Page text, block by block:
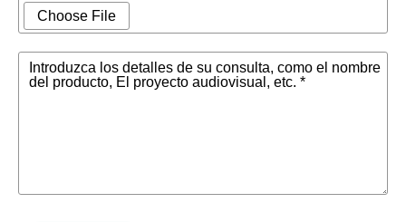
Choose File
Introduzca los detalles de su consulta, como el nombre
del producto, El proyecto audiovisual, etc. *